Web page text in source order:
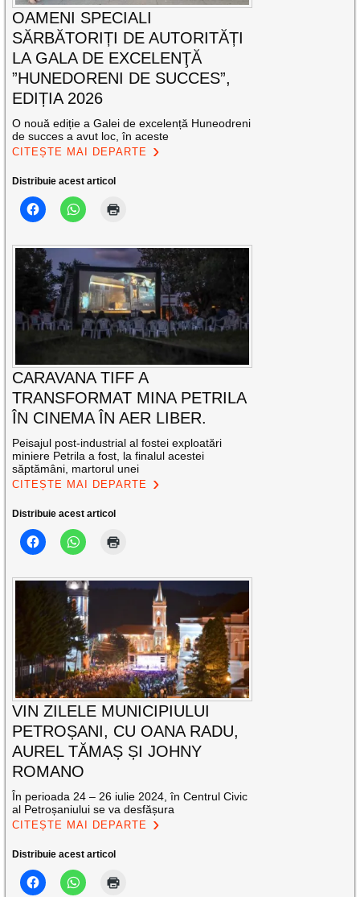
OAMENI SPECIALI
SĂRBĂTORIȚI DE AUTORITĂȚI
LA GALA DE EXCELENŢĂ
”HUNEDORENI DE SUCCES”,
EDIȚIA 2026
O nouă ediție a Galei de excelență Huneodreni
de succes a avut loc, în aceste
CITEȘTE MAI DEPARTE
Distribuie acest articol
CARAVANA TIFF A
TRANSFORMAT MINA PETRILA
ÎN CINEMA ÎN AER LIBER.
Peisajul post-industrial al fostei exploatări
miniere Petrila a fost, la finalul acestei
săptămâni, martorul unei
CITEȘTE MAI DEPARTE
Distribuie acest articol
VIN ZILELE MUNICIPIULUI
PETROȘANI, CU OANA RADU,
AUREL TĂMAȘ ȘI JOHNY
ROMANO
În perioada 24 – 26 iulie 2024, în Centrul Civic
al Petroșaniului se va desfășura
CITEȘTE MAI DEPARTE
Distribuie acest articol